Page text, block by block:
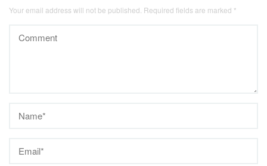
Your email address will not be published. Required fields are marked *